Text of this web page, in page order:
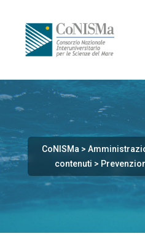
CoNISMa >
contenuti >